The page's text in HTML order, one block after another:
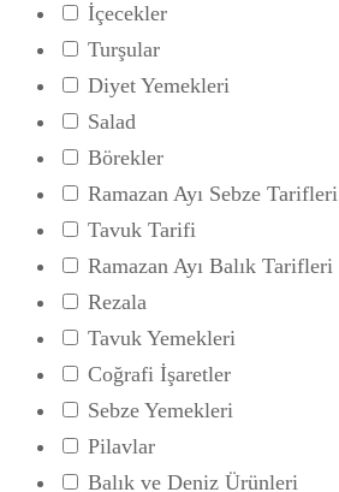
İçecekler
Turşular
Diyet Yemekleri
Salad
Börekler
Ramazan Ayı Sebze Tarifleri
Tavuk Tarifi
Ramazan Ayı Balık Tarifleri
Rezala
Tavuk Yemekleri
Coğrafi İşaretler
Sebze Yemekleri
Pilavlar
Balık ve Deniz Ürünleri